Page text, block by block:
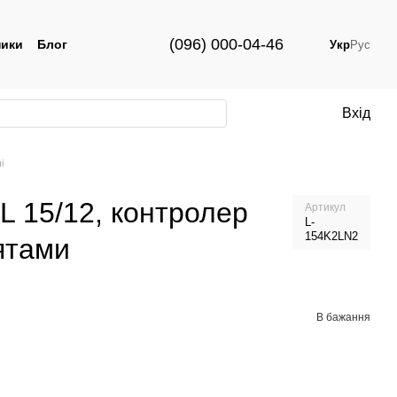
Блог (096) 000-04-46 УкрРус
Вхід
15/12, контролер
Артикул
L-
154K2LN2
В бажання